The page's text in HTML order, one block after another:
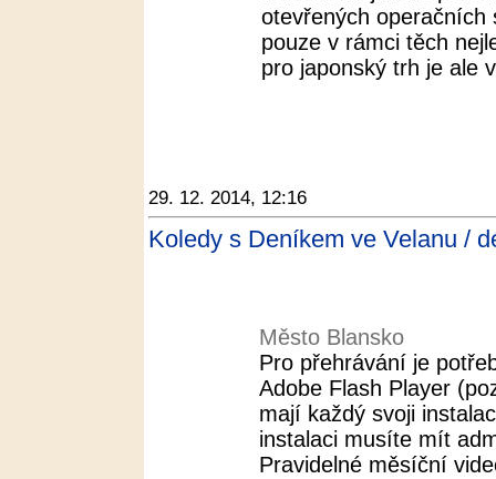
otevřených
pouze v rámci těch
pro japonský trh je ale
29. 12. 2014, 12:16
Koledy s Deníkem ve Velanu /
Město Blansko
Pro přehrávání je
Adobe Flash Player
mají každý svoji
instalaci musíte mít
Pravidelné měsíční